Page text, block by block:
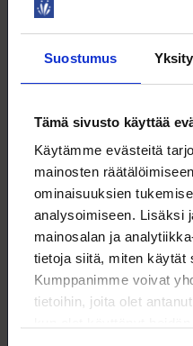
Suostumus
Tämä sivusto käyttää
Käytämme evästeitä
mainosten
ominaisuuksien
analysoimiseen. Lisäksi
mainosalan ja
tietoja siitä, miten käytät
Kumppanimme voivat
tietoihin, joita olet
ovat tiistaina
omia, ja nykyiset
helmikuun lopussa.
Jukka Sippola
09 6226 8541